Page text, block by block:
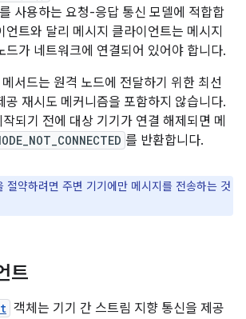
를 사용하는 요청-응답 통신 모델에 적합합
언트와 달리 메시지 클라이언트는 메시지
드가 네트워크에 연결되어 있어야 합니다.
메서드는 원격 노드에 전달하기 위한 최선
공 재시도 메커니즘을 포함하지 않습니다.
되기 전에 대상 기기가 연결 해제되면 메
를 반환합니다.
절약하려면 주변 기기에만 메시지를 전송하는 것
트
객체는 기기 간 스트림 지향 통신을 제공